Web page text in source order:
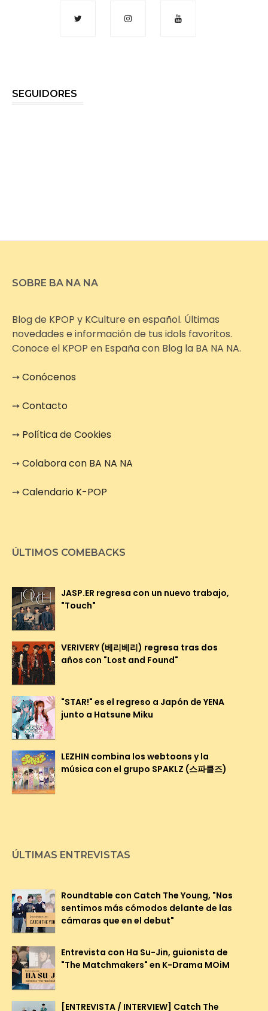
SEGUIDORES
SOBRE BA NA NA
Blog de KPOP y KCulture en español. Últimas
novedades e información de tus idols favoritos.
Conoce el KPOP en España con Blog la BA NA NA.
➙Conócenos
➙Contacto
➙ Política de Cookies
➙Colabora con BA NA NA
➙Calendario K-POP
ÚLTIMOS COMEBACKS
JASP.ER regresa con un nuevo trabajo,
"Touch"
VERIVERY (베리베리) regresa tras dos
años con "Lost and Found"
"STAR!" es el regreso a Japón de YENA
junto a Hatsune Miku
LEZHIN combina los webtoons y la
música con el grupo SPAKLZ (스파클즈)
ÚLTIMAS ENTREVISTAS
Roundtable con Catch The Young, "Nos
sentimos más cómodos delante de las
cámaras que en el debut"
Entrevista con Ha Su-Jin, guionista de
"The Matchmakers" en K-Drama MOiM
[ENTREVISTA / INTERVIEW] Catch The